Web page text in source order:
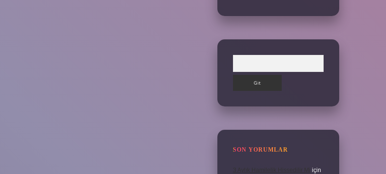
SON YORUMLAR
3 Aylık Hamilelik Hissedilir Mi
için